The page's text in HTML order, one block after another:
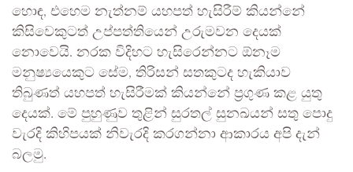
හොඳ, එහෙම නැත්නම් යහපත් හැසිරීම් කියන්නේ
කිසිවෙකුටත් උප්පත්තියෙන් උරුමවන දෙයක්
නොවෙයි. නරක විදිහට හැසිරෙන්නට ඕනෑම
මනුෂ්‍යයෙකුට සේම, තිරිසන් සතකුටද හැකියාව
තිබුණත් යහපත් හැසිරීමක් කියන්නේ ප්‍රගුණ කළ යුතු
දෙයක්. මේ පුහුණුව තුළින් සුරතල් සුනඛයන් සතු පොදු
වැරදි කිහිපයක් නිවැරදි කරගන්නා ආකාරය අපි දැන්
බලමු.